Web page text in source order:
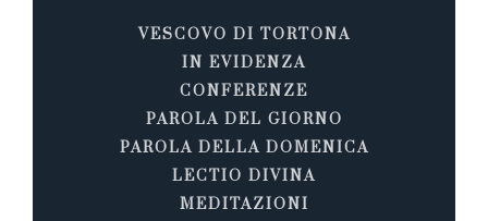
VESCOVO DI TORTONA
IN EVIDENZA
CONFERENZE
PAROLA DEL GIORNO
PAROLA DELLA DOMENICA
LECTIO DIVINA
MEDITAZIONI